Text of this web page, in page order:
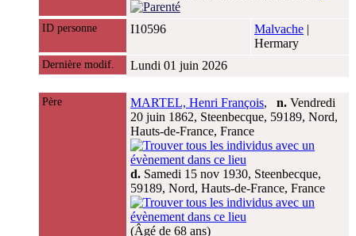
ID personne I10596 Malvache |
Hermary
Dernière modif. Lundi 01 juin 2026
Père MARTEL, Henri François, n. Vendredi
20 juin 1862, Steenbecque, 59189, Nord,
Hauts-de-France, France
d. Samedi 15 nov 1930, Steenbecque,
59189, Nord, Hauts-de-France, France
(Âgé de 68 ans)